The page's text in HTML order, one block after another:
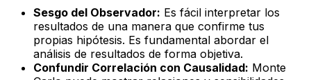
Sesgo del Observador: Es fácil interpretar los
resultados de una manera que confirme tus
propias hipótesis. Es fundamental abordar el
análisis de resultados de forma objetiva.
Confundir Correlación con Causalidad: Monte